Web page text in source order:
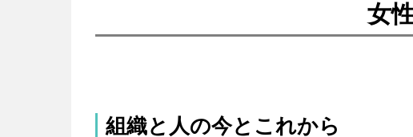
女
組織と人の今とこれから